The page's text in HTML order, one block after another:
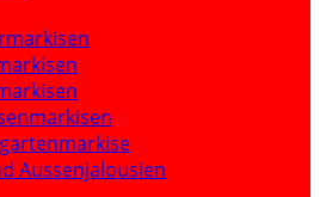
Aussenjalousien